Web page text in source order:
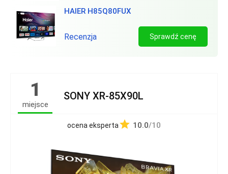
HAIER H85Q80FUX
Recenzja Sprawdź cenę
1
miejsce
SONY XR-85X90L
ocena eksperta 10.0/10